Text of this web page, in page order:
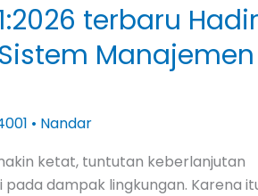
terbaru Hadir
Manajemen
• Nandar
ketat, tuntutan keberlanjutan
dampak lingkungan. Karena